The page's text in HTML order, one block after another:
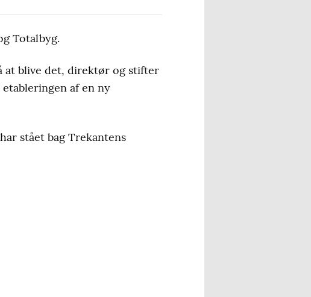
Totalbyg.
at blive det, direktør og stifter
af en ny
stået bag Trekantens